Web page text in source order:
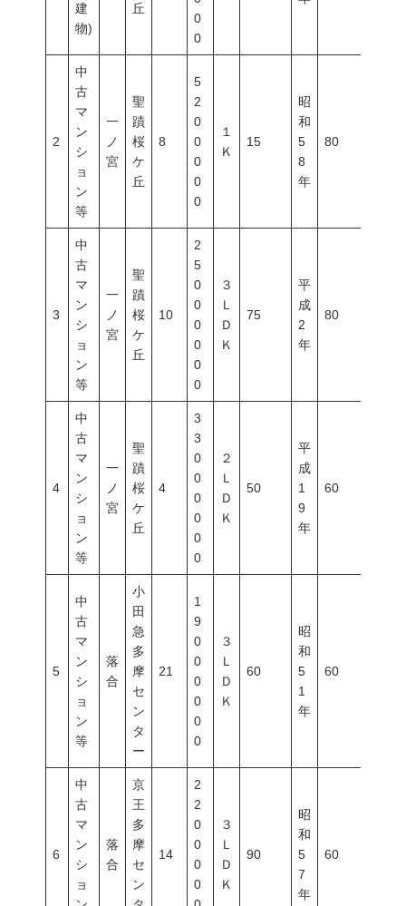
建
物)
丘
0
0
2
中
古
マ
ン
シ
ョ
ン
等
一
ノ
宮
聖
蹟
桜
ケ
丘
8
5
2
0
0
0
0
0
１
Ｋ
15
昭
和
5
8
年
80
3
中
古
マ
ン
シ
ョ
ン
等
一
ノ
宮
聖
蹟
桜
ケ
丘
10
2
5
0
0
0
0
0
0
３
Ｌ
Ｄ
Ｋ
75
平
成
2
年
80
4
中
古
マ
ン
シ
ョ
ン
等
一
ノ
宮
聖
蹟
桜
ケ
丘
4
3
3
0
0
0
0
0
0
２
Ｌ
Ｄ
Ｋ
50
平
成
1
9
年
60
5
中
古
マ
ン
シ
ョ
ン
等
落
合
小
田
急
多
摩
セ
ン
タ
ー
21
1
9
0
0
0
0
0
0
３
Ｌ
Ｄ
Ｋ
60
昭
和
5
1
年
60
6
中
古
マ
ン
シ
ョ
落
合
京
王
多
摩
セ
ン
14
2
2
0
0
0
0
３
Ｌ
Ｄ
Ｋ
90
昭
和
5
7
年
60